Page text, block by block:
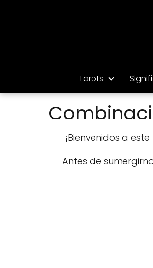
Tarots
¡Bienvenidos a
Antes de